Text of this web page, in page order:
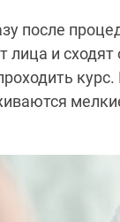
после
лица и